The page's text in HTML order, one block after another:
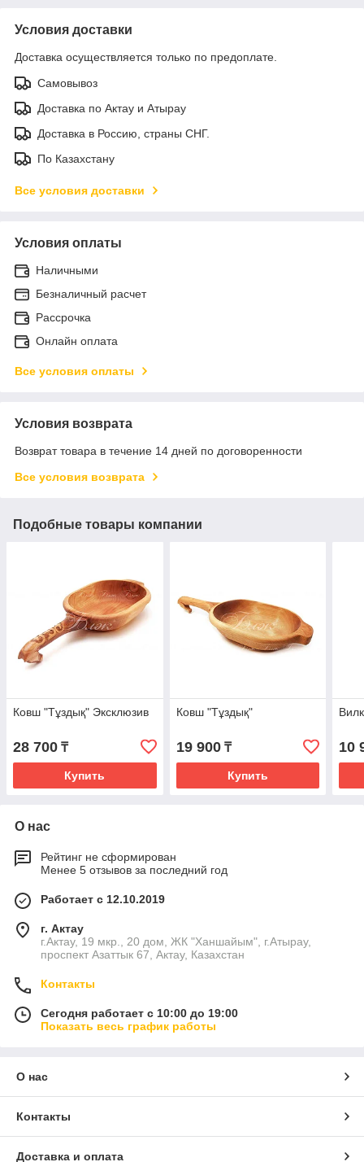
Условия доставки
Доставка осуществляется только по предоплате.
Самовывоз
Доставка по Актау и Атырау
Доставка в Россию, страны СНГ.
По Казахстану
Все условия доставки
Условия оплаты
Наличными
Безналичный расчет
Рассрочка
Онлайн оплата
Все условия оплаты
Условия возврата
Возврат товара в течение 14 дней по договоренности
Все условия возврата
Подобные товары компании
Ковш "Тұздық" Эксклюзив
28 700 ₸
Купить
Ковш "Тұздық"
19 900₸
Купить
10
О нас
Рейтинг не сформирован
Менее 5 отзывов за последний год
Работает с 12.10.2019
г. Актау
г.Актау, 19 мкр., 20 дом, ЖК "Ханшайым", г.Атырау,
проспект Азаттык 67, Актау, Казахстан
Контакты
Сегодня работает с 10:00 до 19:00
Показать весь график работы
О нас
Контакты
Доставка и оплата